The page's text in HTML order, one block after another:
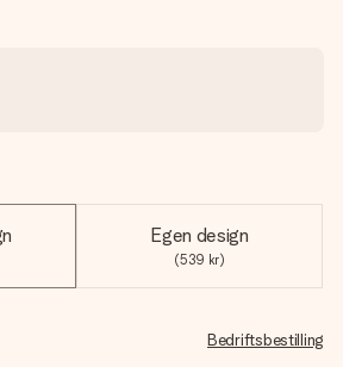
Egen design
(539 kr)
Bedriftsbestilling